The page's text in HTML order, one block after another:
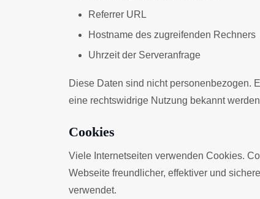
Referrer URL
Hostname des zugreifenden Rechners
Uhrzeit der Serveranfrage
Diese Daten sind nicht personenbezogen.
eine rechtswidrige Nutzung bekannt
Cookies
Viele Internetseiten verwenden Cookies.
Webseite freundlicher, effektiver und
verwendet.